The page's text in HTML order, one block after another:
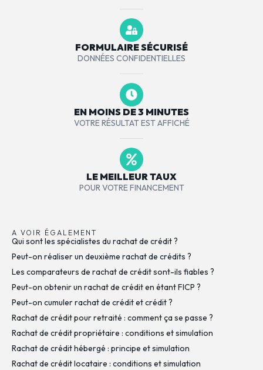
FORMULAIRE SÉCURISÉ
DONNÉES CONFIDENTIELLES
EN MOINS DE 3 MINUTES
VOTRE RÉSULTAT EST AFFICHÉ
LE MEILLEUR TAUX
POUR VOTRE FINANCEMENT
A VOIR ÉGALEMENT
Qui sont les spécialistes du rachat de crédit ?
Peut-on réaliser un deuxième rachat de crédits ?
Les comparateurs de rachat de crédit sont-ils fiables ?
Peut-on obtenir un rachat de crédit en étant FICP ?
Peut-on cumuler rachat de crédit et crédit ?
Rachat de crédit pour retraité : comment ça se passe ?
Rachat de crédit propriétaire : conditions et simulation
Rachat de crédit hébergé : principe et simulation
Rachat de crédit locataire : conditions et simulation